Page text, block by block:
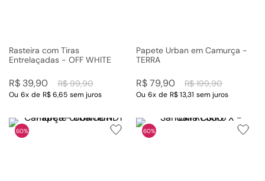
Rasteira com Tiras
Entrelaçadas - OFF WHITE
R$ 99,90
R$ 39,90
Ou 6x de R$ 6,65 sem juros
Papete Urban em Camurça -
TERRA
R$ 199,90
R$79,90
Ou 6x de R$ 13,31 sem juros
60% 60%